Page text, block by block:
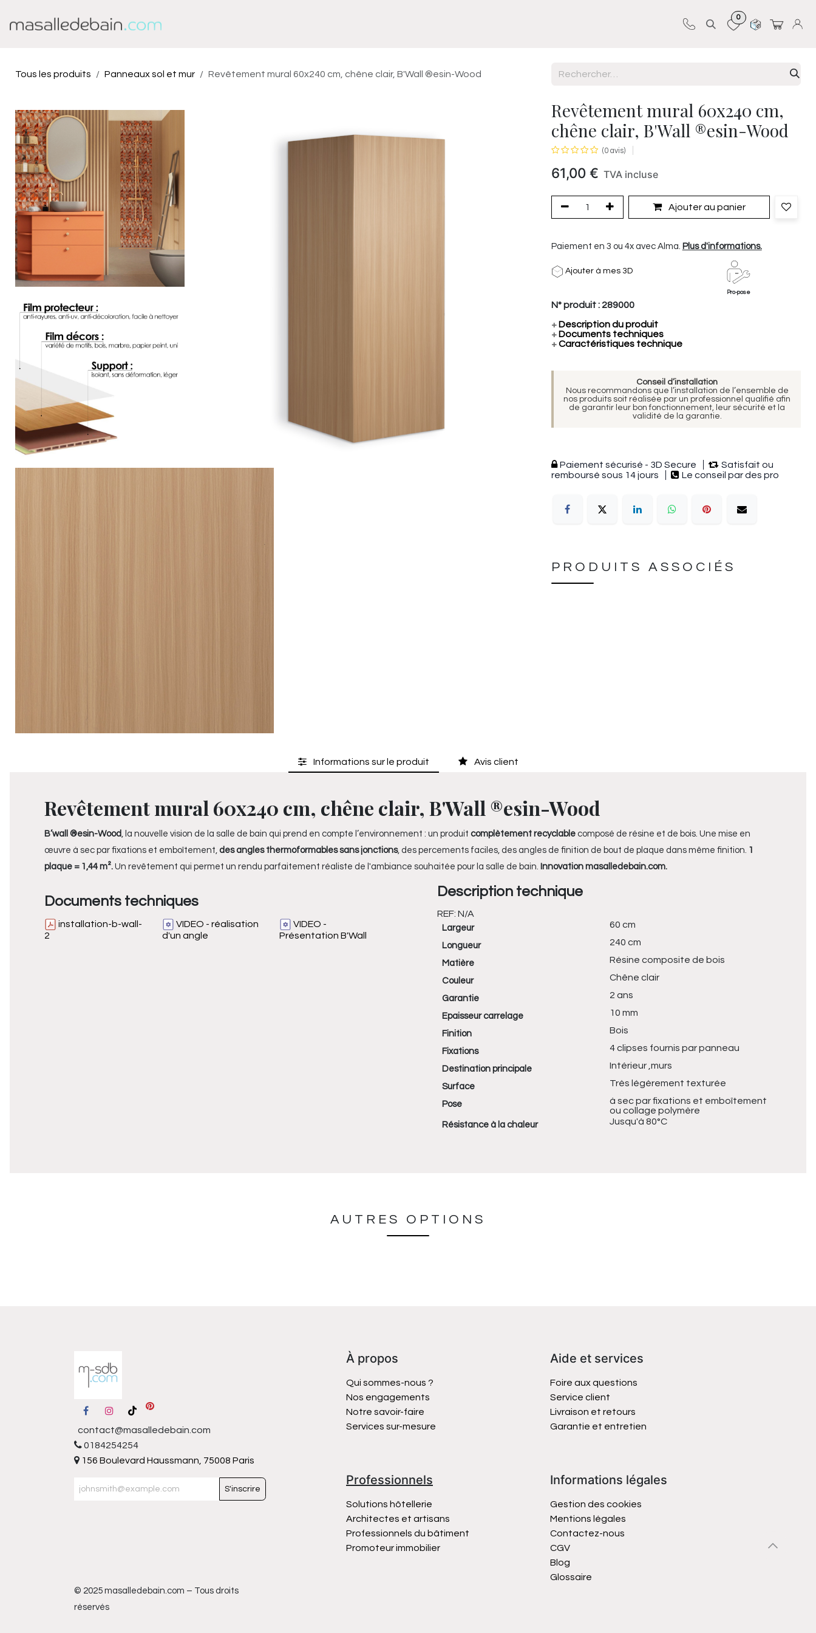
0
Tous les produits Panneaux sol et mur Revêtement mural 60x240 cm, chêne clair, B'Wall ®esin-Wood
Revêtement mural 60x240 cm,
chêne clair, B'Wall ®esin-Wood
(0 avis)
61,00€ TVA incluse
Ajouter au panier
Paiement en 3 ou 4x avec Alma. Plus d'informations.
Ajouter à mes 3D
Pro-pose
N° produit : 289000
+Description du produit
+Documents techniques
+Caractéristiques technique
Conseil d’installation
Nous recommandons que l’installation de l’ensemble de
nos produits soit réalisée par un professionnel qualifié afin
de garantir leur bon fonctionnement, leur sécurité et la
validité de la garantie.
Paiement sécurisé - 3D Secure
Satisfait ou
remboursé sous 14 jours
Le conseil par des pro
PRODUITS ASSOCIÉS
Informations sur le produit Avis client
Revêtement mural 60x240 cm, chêne clair, B'Wall ®esin-Wood
B’wall ®esin-Wood, la nouvelle vision de la salle de bain qui prend en compte l’environnement : un produit complètement recyclable composé de résine et de bois. Une mise en
œuvre à sec par fixations et emboîtement, des angles thermoformables sans jonctions, des percements faciles, des angles de finition de bout de plaque dans même finition. 1
plaque = 1,44 m². Un revêtement qui permet un rendu parfaitement réaliste de l'ambiance souhaitée pour la salle de bain. Innovation masalledebain.com.
Documents techniques
installation-b-wall-
2
VIDEO - réalisation
d'un angle
VIDEO -
Présentation B'Wall
Description technique
REF: N/A
Largeur 60 cm
Longueur 240 cm
Matière Résine composite de bois
Couleur Chêne clair
Garantie 2 ans
Epaisseur carrelage 10 mm
Finition Bois
Fixations 4 clipses fournis par panneau
Destination principale Intérieur ,murs
Surface Très légèrement texturée
Pose
à sec par fixations et emboîtement
ou collage polymère
Résistance à la chaleur Jusqu'à 80°C
AUTRES OPTIONS
contact@masalledebain.com
0184254254
156 Boulevard Haussmann, 75008 Paris
S'inscrire
© 2025 masalledebain.com – Tous droits
réservés
Professionnels
Solutions hôtellerie
Architectes et artisans
Professionnels du bâtiment
Promoteur immobilier
À propos
Qui sommes-nous ?
Nos engagements
Notre savoir-faire
Services sur-mesure
Aide et services
Foire aux questions
Service client
Livraison et retours
Garantie et entretien
Informations légales
Gestion des cookies
Mentions légales
Contactez-nous
CGV
Blog
Glossaire